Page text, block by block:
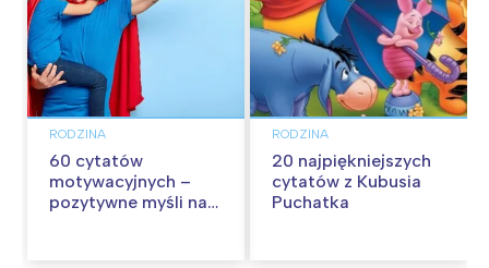
RODZINA
60 cytatów
motywacyjnych –
pozytywne myśli na
RODZINA
20 najpiękniejszych
cytatów z Kubusia
Puchatka